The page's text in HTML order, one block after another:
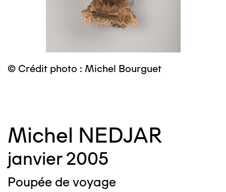
© Crédit photo : Michel Bourguet
Michel NEDJAR
janvier 2005
Poupée de voyage